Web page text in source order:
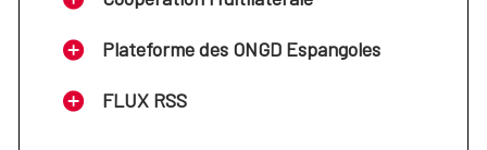
Plateforme des ONGD Espangoles
FLUX RSS